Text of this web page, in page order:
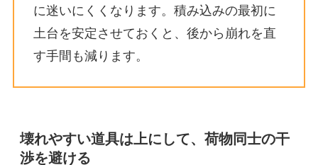
に迷いにくくなります。積み込みの最初に
土台を安定させておくと、後から崩れを直
す手間も減ります。
壊れやすい道具は上にして、荷物同士の干
渉を避ける